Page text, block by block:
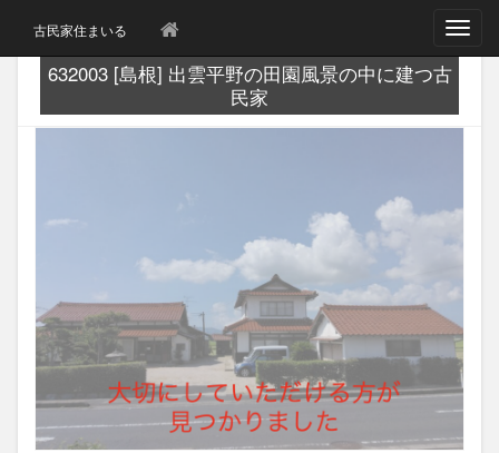
古民家住まいる
T
e
i
i
n
632003 [島根] 出雲平野の田園風景の中に建つ古
民家